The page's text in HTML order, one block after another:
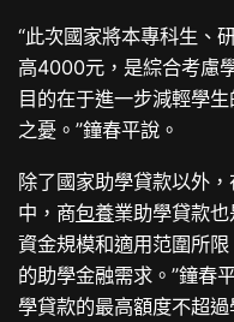
“此次國家將本專科生、
高4000元，是綜合考慮
目的在于進一步減輕學
之憂。”鐘春平說。
除了國家助學貸款以外
中，商包養業助學貸款
資金規模和適用范圍所
的助學金融需求。”鐘春
學貸款的最高額度不超